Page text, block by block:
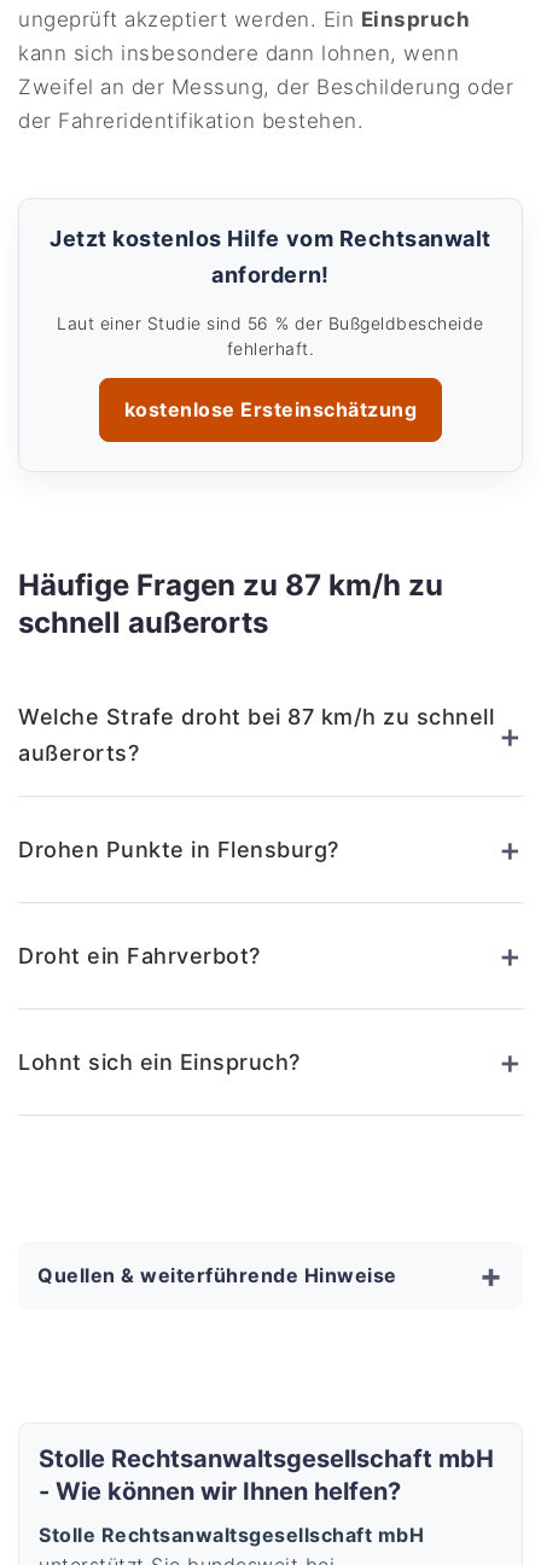
ungeprüft akzeptiert werden. Ein Einspruch
kann sich insbesondere dann lohnen, wenn
Zweifel an der Messung, der Beschilderung oder
der Fahreridentifikation bestehen.
Jetzt kostenlos Hilfe vom Rechtsanwalt
anfordern!
Laut einer Studie sind 56 % der Bußgeldbescheide
fehlerhaft.
kostenlose Ersteinschätzung
Häufige Fragen zu 87 km/h zu
schnell außerorts
Welche Strafe droht bei 87 km/h zu schnell
außerorts?
+
Drohen Punkte in Flensburg? +
Droht ein Fahrverbot? +
Lohnt sich ein Einspruch? +
Quellen & weiterführende Hinweise +
Stolle Rechtsanwaltsgesellschaft mbH
- Wie können wir Ihnen helfen?
Stolle Rechtsanwaltsgesellschaft mbH